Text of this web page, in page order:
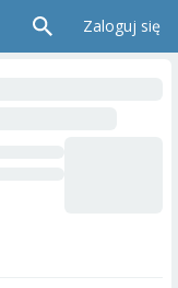
Zaloguj się